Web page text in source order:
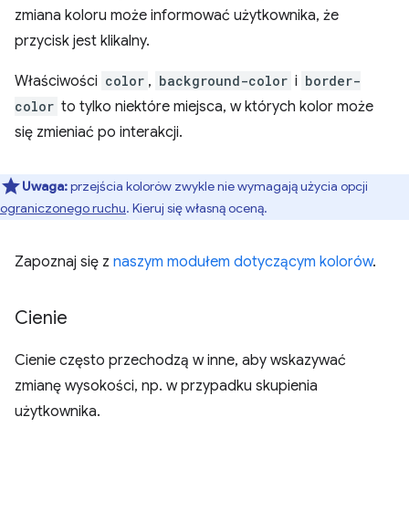
zmiana koloru może informować użytkownika, że
przycisk jest klikalny.
Właściwości color , background-color i border-
color to tylko niektóre miejsca, w których kolor może
się zmieniać po interakcji.
Uwaga:przejścia kolorów zwykle nie wymagają użycia opcji
ograniczonego ruchu. Kieruj się własną oceną.
Zapoznaj się z naszym modułem dotyczącym kolorów.
Cienie
Cienie często przechodzą w inne, aby wskazywać
zmianę wysokości, np. w przypadku skupienia
użytkownika.